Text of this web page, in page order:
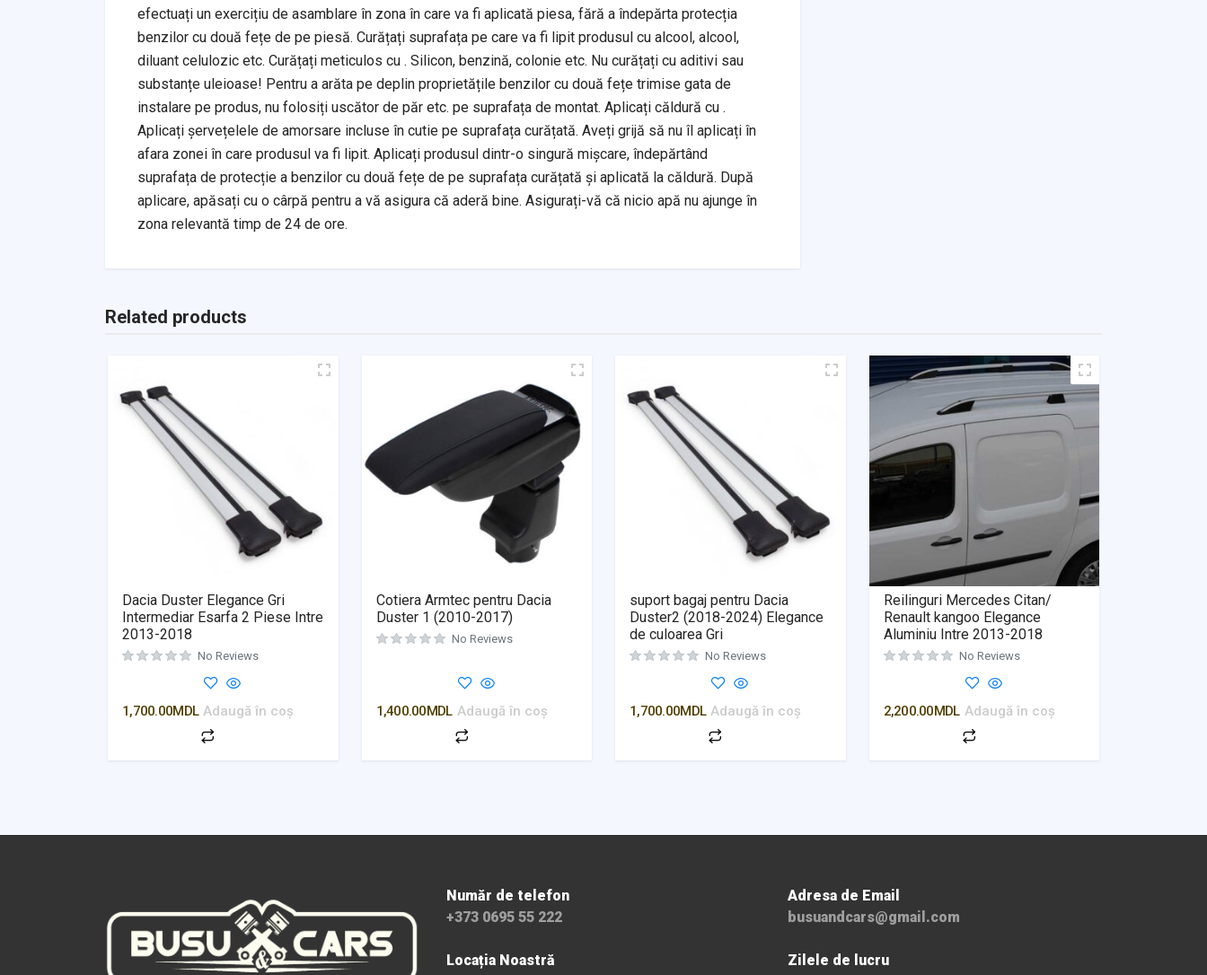
efectuați un exercițiu de asamblare în zona în care va fi aplicată piesa, fără a îndepărta protecția
benzilor cu două fețe de pe piesă. Curățați suprafața pe care va fi lipit produsul cu alcool, alcool,
diluant celulozic etc. Curățați meticulos cu . Silicon, benzină, colonie etc. Nu curățați cu aditivi sau
substanțe uleioase! Pentru a arăta pe deplin proprietățile benzilor cu două fețe trimise gata de
instalare pe produs, nu folosiți uscător de păr etc. pe suprafața de montat. Aplicați căldură cu .
Aplicați șervețelele de amorsare incluse în cutie pe suprafața curățată. Aveți grijă să nu îl aplicați în
afara zonei în care produsul va fi lipit. Aplicați produsul dintr-o singură mișcare, îndepărtând
suprafața de protecție a benzilor cu două fețe de pe suprafața curățată și aplicată la căldură. După
aplicare, apăsați cu o cârpă pentru a vă asigura că aderă bine. Asigurați-vă că nicio apă nu ajunge în
zona relevantă timp de 24 de ore.
Related products
Dacia Duster Elegance Gri
Intermediar Esarfa 2 Piese Intre
2013-2018
No Reviews
1,700.00MDL Adaugă în coș
Cotiera Armtec pentru Dacia
Duster 1 (2010-2017)
No Reviews
1,400.00MDL Adaugă în coș
suport bagaj pentru Dacia
Duster2 (2018-2024) Elegance
de culoarea Gri
No Reviews
1,700.00MDL Adaugă în coș
Reilinguri Mercedes Citan/
Renault kangoo Elegance
Aluminiu Intre 2013-2018
No Reviews
2,200.00MDL Adaugă în coș
Număr de telefon
+373 0695 55 222
Locația Noastră
Adresa de Email
busuandcars@gmail.com
Zilele de lucru